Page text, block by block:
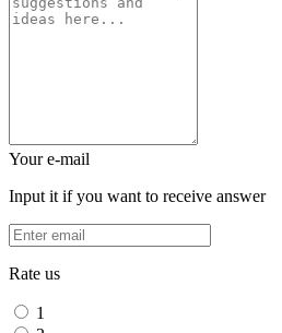
Your e-mail
Input it if you want to receive answer
Rate us
1